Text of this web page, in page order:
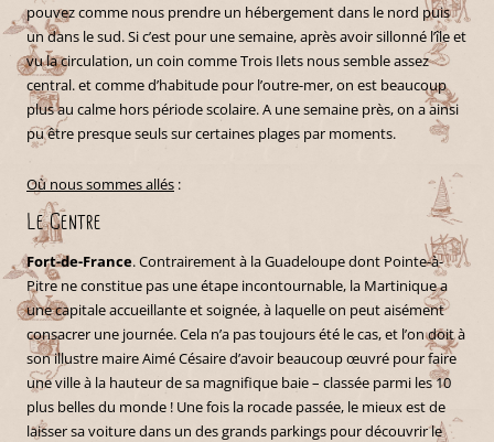
pouvez comme nous prendre un hébergement dans le nord puis
un dans le sud. Si c’est pour une semaine, après avoir sillonné l’île et
vu la circulation, un coin comme Trois Ilets nous semble assez
central. et comme d’habitude pour l’outre-mer, on est beaucoup
plus au calme hors période scolaire. A une semaine près, on a ainsi
pu être presque seuls sur certaines plages par moments.
Où nous sommes allés :
Le Centre
Fort-de-France. Contrairement à la Guadeloupe dont Pointe-à-
Pitre ne constitue pas une étape incontournable, la Martinique a
une capitale accueillante et soignée, à laquelle on peut aisément
consacrer une journée. Cela n’a pas toujours été le cas, et l’on doit à
son illustre maire Aimé Césaire d’avoir beaucoup œuvré pour faire
une ville à la hauteur de sa magnifique baie – classée parmi les 10
plus belles du monde ! Une fois la rocade passée, le mieux est de
laisser sa voiture dans un des grands parkings pour découvrir le